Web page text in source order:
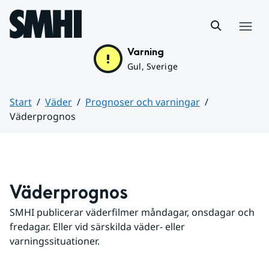
Hoppa till sidans innehåll
Varning
Gul, Sverige
Start Väder
Prognoser och varningar
Väderprognos
Väderprognos
SMHI publicerar väderfilmer måndagar, onsdagar och
fredagar. Eller vid särskilda väder- eller
varningssituationer.